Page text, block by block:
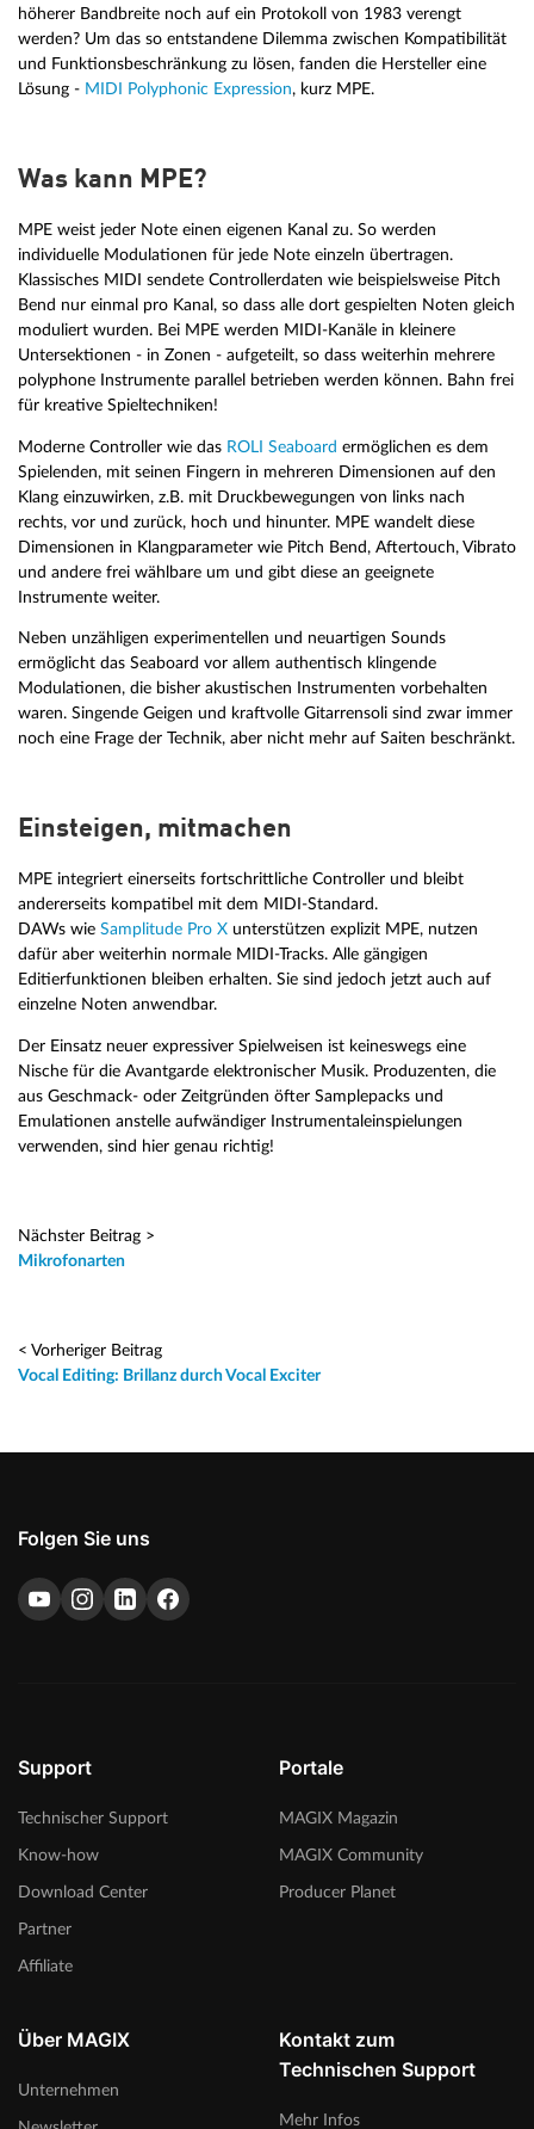
höherer Bandbreite noch auf ein Protokoll von 1983 verengt
werden? Um das so entstandene Dilemma zwischen Kompatibilität
und Funktionsbeschränkung zu lösen, fanden die Hersteller eine
Lösung - MIDI Polyphonic Expression, kurz MPE.
Was kann MPE?
MPE weist jeder Note einen eigenen Kanal zu. So werden
individuelle Modulationen für jede Note einzeln übertragen.
Klassisches MIDI sendete Controllerdaten wie beispielsweise Pitch
Bend nur einmal pro Kanal, so dass alle dort gespielten Noten gleich
moduliert wurden. Bei MPE werden MIDI-Kanäle in kleinere
Untersektionen - in Zonen - aufgeteilt, so dass weiterhin mehrere
polyphone Instrumente parallel betrieben werden können. Bahn frei
für kreative Spieltechniken!
Moderne Controller wie das ROLI Seaboard ermöglichen es dem
Spielenden, mit seinen Fingern in mehreren Dimensionen auf den
Klang einzuwirken, z.B. mit Druckbewegungen von links nach
rechts, vor und zurück, hoch und hinunter. MPE wandelt diese
Dimensionen in Klangparameter wie Pitch Bend, Aftertouch, Vibrato
und andere frei wählbare um und gibt diese an geeignete
Instrumente weiter.
Neben unzähligen experimentellen und neuartigen Sounds
ermöglicht das Seaboard vor allem authentisch klingende
Modulationen, die bisher akustischen Instrumenten vorbehalten
waren. Singende Geigen und kraftvolle Gitarrensoli sind zwar immer
noch eine Frage der Technik, aber nicht mehr auf Saiten beschränkt.
Einsteigen, mitmachen
MPE integriert einerseits fortschrittliche Controller und bleibt
andererseits kompatibel mit dem MIDI-Standard.
DAWs wie Samplitude Pro X unterstützen explizit MPE, nutzen
dafür aber weiterhin normale MIDI-Tracks. Alle gängigen
Editierfunktionen bleiben erhalten. Sie sind jedoch jetzt auch auf
einzelne Noten anwendbar.
Der Einsatz neuer expressiver Spielweisen ist keineswegs eine
Nische für die Avantgarde elektronischer Musik. Produzenten, die
aus Geschmack- oder Zeitgründen öfter Samplepacks und
Emulationen anstelle aufwändiger Instrumentaleinspielungen
verwenden, sind hier genau richtig!
Nächster Beitrag >
Mikrofonarten
< Vorheriger Beitrag
Vocal Editing: Brillanz durch Vocal Exciter
Folgen Sie uns
Support
Technischer Support
Know-how
Download Center
Partner
Affiliate
Portale
MAGIX Magazin
MAGIX Community
Producer Planet
Über MAGIX
Unternehmen
Kontakt zum
Technischen Support
Mehr Infos